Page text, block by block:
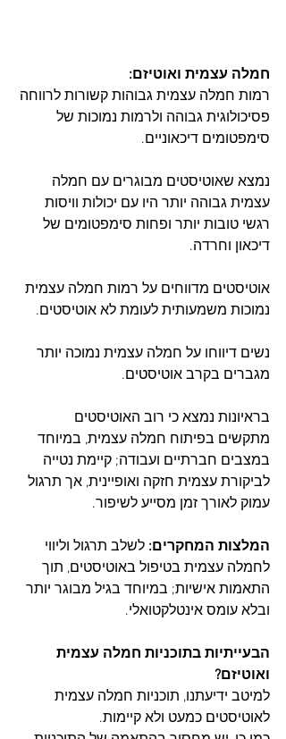
חמלה עצמית ואוטיזם:
רמות חמלה עצמית גבוהות קשורות לרווחה
פסיכולוגית גבוהה ולרמות נמוכות של
סימפטומים דיכאוניים.
נמצא שאוטיסטים מבוגרים עם חמלה
עצמית גבוהה יותר היו עם יכולות וויסות
רגשי טובות יותר ופחות סימפטומים של
דיכאון וחרדה.
אוטיסטים מדווחים על רמות חמלה עצמית
נמוכות משמעותית לעומת לא אוטיסטים.
נשים דיווחו על חמלה עצמית נמוכה יותר
מגברים בקרב אוטיסטים.
בראיונות נמצא כי רוב האוטיסטים
מתקשים בפיתוח חמלה עצמית, במיוחד
במצבים חברתיים ועבודה; קיימת נטייה
לביקורת עצמית חזקה ואופיינית, אך תרגול
עמוק לאורך זמן מסייע לשיפור.
המלצות המחקרים: לשלב תרגול וליווי
לחמלה עצמית בטיפול באוטיסטים, תוך
התאמות אישיות; במיוחד בגיל מבוגר יותר
ובלא עומס אינטלקטואלי.
הבעייתיות בתוכניות חמלה עצמית
ואוטיזם?
למיטב ידיעתנו, תוכניות חמלה עצמית
לאוטיסטים כמעט ולא קיימות.